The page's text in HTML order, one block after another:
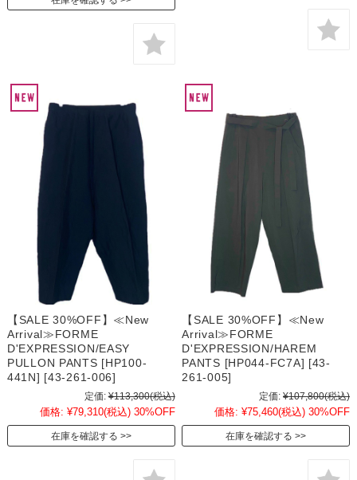
【SALE 30%OFF】≪New
Arrival≫FORME
D'EXPRESSION/EASY
PULLON PANTS [HP100-
441N] [43-261-006]
定価: ¥113,300(税込)
価格: ¥79,310(税込) 30%OFF
在庫を確認する
【SALE 30%OFF】≪New
Arrival≫FORME
D'EXPRESSION/HAREM
PANTS [HP044-FC7A] [43-
261-005]
定価: ¥107,800(税込)
価格: ¥75,460(税込) 30%OFF
在庫を確認する